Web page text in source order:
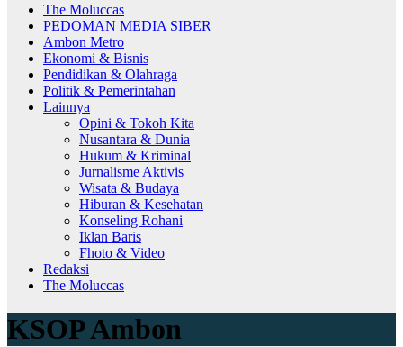
The Moluccas
PEDOMAN MEDIA SIBER
Ambon Metro
Ekonomi & Bisnis
Pendidikan & Olahraga
Politik & Pemerintahan
Lainnya
Opini & Tokoh Kita
Nusantara & Dunia
Hukum & Kriminal
Jurnalisme Aktivis
Wisata & Budaya
Hiburan & Kesehatan
Konseling Rohani
Iklan Baris
Fhoto & Video
Redaksi
The Moluccas
KSOP Ambon